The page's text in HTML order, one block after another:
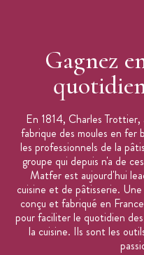
Gagnez
En 1814, Charles
fabrique des moules en fer
les professionnels de la
groupe qui depuis n'a de
Matfer est aujourd'hui
cuisine et de pâtisserie.
conçu et fabriqué en
pour faciliter le quotidien
la cuisine. Ils sont les